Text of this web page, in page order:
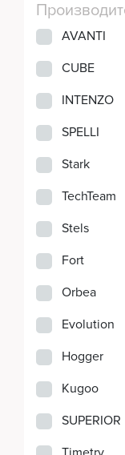
AVANTI
CUBE
INTENZO
SPELLI
Stark
TechTeam
Stels
Fort
Orbea
Evolution
Hogger
Kugoo
SUPERIOR